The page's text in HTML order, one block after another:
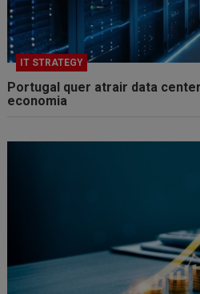
IT STRATEGY
Portugal quer atrair data
economia